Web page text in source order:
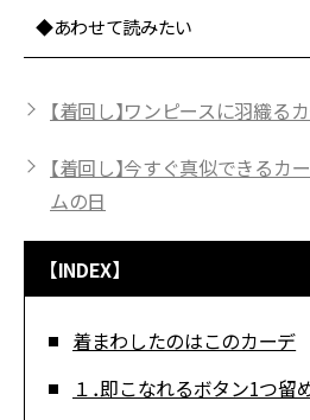
◆あわせて読みたい
【着回し】ワンピースに羽織る
【着回し】今すぐ真似できるカ
ムの日
【INDEX】
着まわしたのはこのカーデ
１．即こなれるボタン1つ留